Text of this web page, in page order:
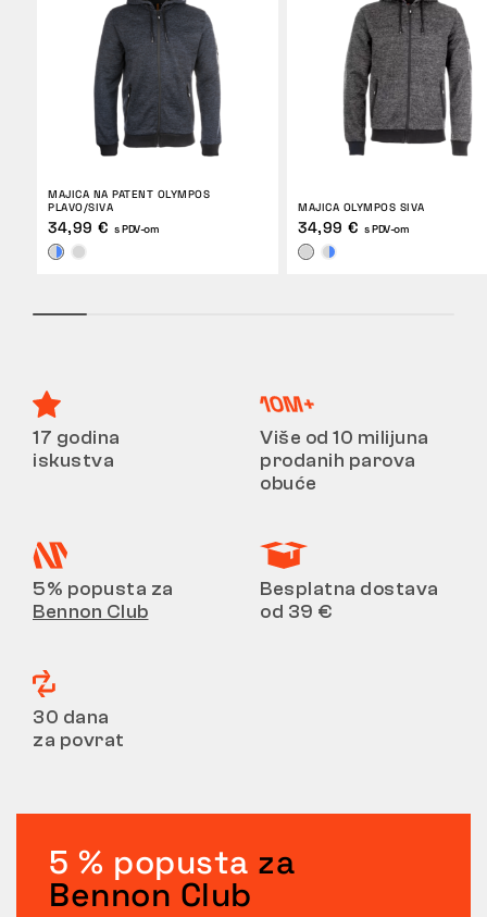
MAJICA NA PATENT OLYMPOS
PLAVO/SIVA
34,99 € s PDV-om
MAJICA OLYMPOS SIVA
34,99 € s PDV-om
17 godina
iskustva
Više od 10 milijuna
prodanih parova
obuće
5% popusta za
Bennon Club
Besplatna dostava
od 39 €
30 dana
za povrat
5 % popusta za
Bennon Club